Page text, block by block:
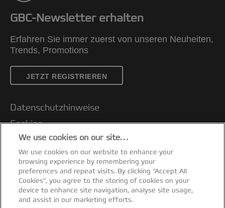
GBC-Newsletter erhalten
Erfahren Sie immer zuerst von unseren Neuheiten,
Trends, Promotions
JETZT REGISTRIEREN
Datenschutzhinweise
Cookies
Legal Notice
Impressum
Kundenservice
Meine Daten verwalten
Garantiebedingungen
We use cookies on our site…
We use cookies on our website to enhance your
browsing experience by remembering your
preferences and repeat visits. By clicking “Accept All
Cookies”, you agree to the storing of cookies on your
device to enhance site navigation, analyse site usage,
and assist in our marketing efforts.